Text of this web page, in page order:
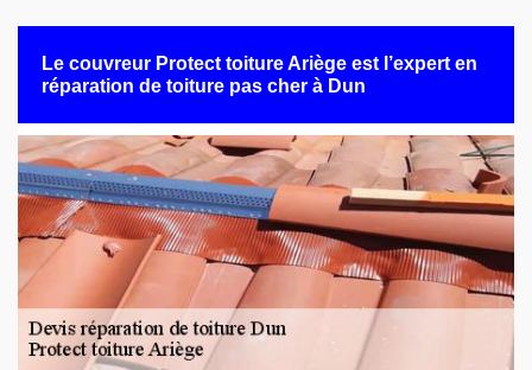
Le couvreur Protect toiture Ariège est l’expert en
réparation de toiture pas cher à Dun